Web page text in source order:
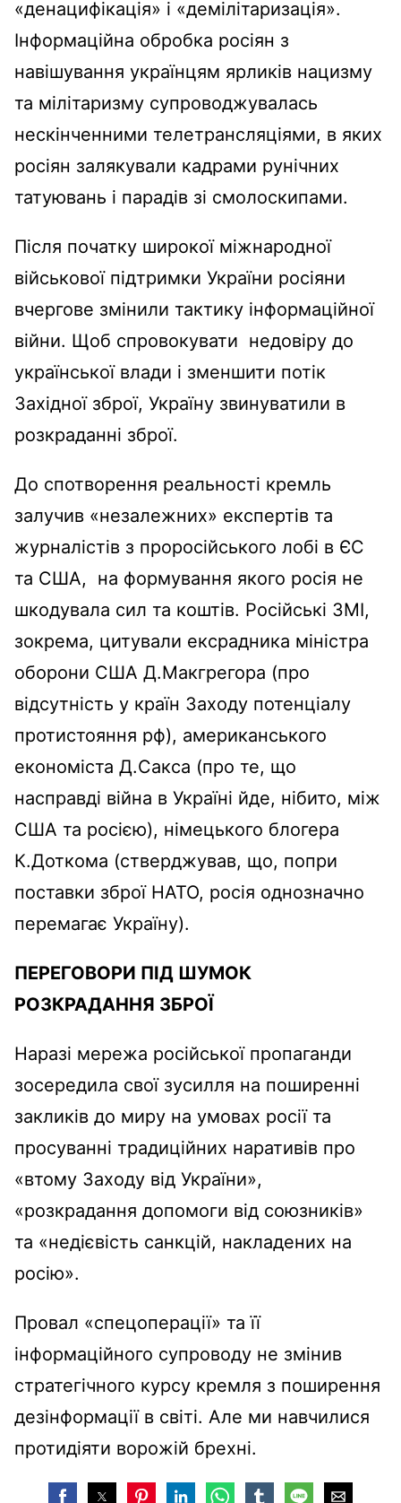
«денацифікація» і «демілітаризація».
Інформаційна обробка росіян з
навішування українцям ярликів нацизму
та мілітаризму супроводжувалась
нескінченними телетрансляціями, в яких
росіян залякували кадрами рунічних
татуювань і парадів зі смолоскипами.
Після початку широкої міжнародної
військової підтримки України росіяни
вчергове змінили тактику інформаційної
війни. Щоб спровокувати недовіру до
української влади і зменшити потік
Західної зброї, Україну звинуватили в
розкраданні зброї.
До спотворення реальності кремль
залучив «незалежних» експертів та
журналістів з проросійського лобі в ЄС
та США, на формування якого росія не
шкодувала сил та коштів. Російські ЗМІ,
зокрема, цитували ексрадника міністра
оборони США Д.Макгрегора (про
відсутність у країн Заходу потенціалу
протистояння рф), американського
економіста Д.Сакса (про те, що
насправді війна в Україні йде, нібито, між
США та росією), німецького блогера
К.Доткома (стверджував, що, попри
поставки зброї НАТО, росія однозначно
перемагає Україну).
ПЕРЕГОВОРИ ПІД ШУМОК
РОЗКРАДАННЯ ЗБРОЇ
Наразі мережа російської пропаганди
зосередила свої зусилля на поширенні
закликів до миру на умовах росії та
просуванні традиційних наративів про
«втому Заходу від України»,
«розкрадання допомоги від союзників»
та «недієвість санкцій, накладених на
росію».
Провал «спецоперації» та її
інформаційного супроводу не змінив
стратегічного курсу кремля з поширення
дезінформації в світі. Але ми навчилися
протидіяти ворожій брехні.